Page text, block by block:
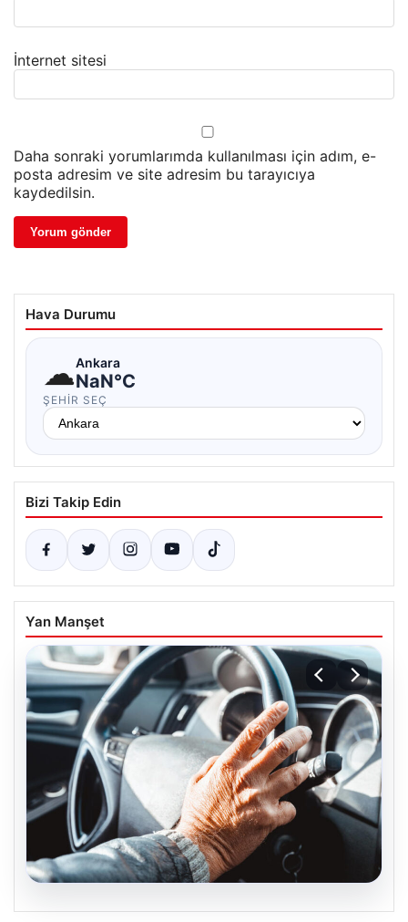
İnternet sitesi
Daha sonraki yorumlarımda kullanılması için adım, e-
posta adresim ve site adresim bu tarayıcıya
kaydedilsin.
Hava Durumu
☁Ankara
NaN°C
ŞEHIR SEÇ
Bizi Takip Edin
Yan Manşet
08.08.2026